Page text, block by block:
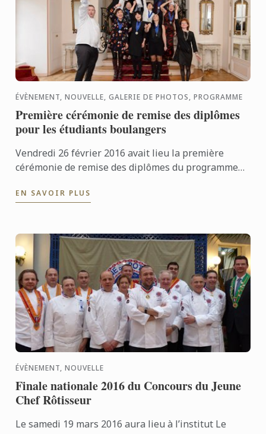
ÉVÈNEMENT, NOUVELLE, GALERIE DE PHOTOS, PROGRAMME
Première cérémonie de remise des diplômes
pour les étudiants boulangers
Vendredi 26 février 2016 avait lieu la première
cérémonie de remise des diplômes du programme
EN SAVOIR PLUS
ÉVÈNEMENT, NOUVELLE
Finale nationale 2016 du Concours du Jeune
Chef Rôtisseur
Le samedi 19 mars 2016 aura lieu à l’institut Le